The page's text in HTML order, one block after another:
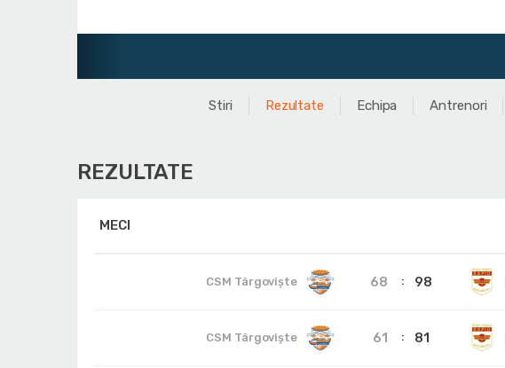
Stiri Rezultate Echipa Antrenori
REZULTATE
MECI
CSM Târgoviște 68 98
CSM Târgoviște 61 81